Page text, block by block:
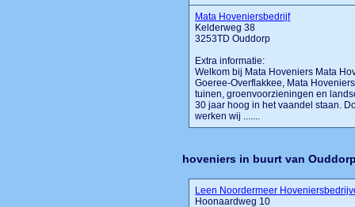
Mata Hoveniersbedrijf
Kelderweg 38
3253TD Ouddorp
Extra informatie:
Welkom bij Mata Hoveniers Mata
Goeree-Overflakkee, Mata
tuinen, groenvoorzieningen en
30 jaar hoog in het vaandel staan.
werken wij .......
hoveniers in buurt van
Leen Noordermeer
Hoonaardweg 10